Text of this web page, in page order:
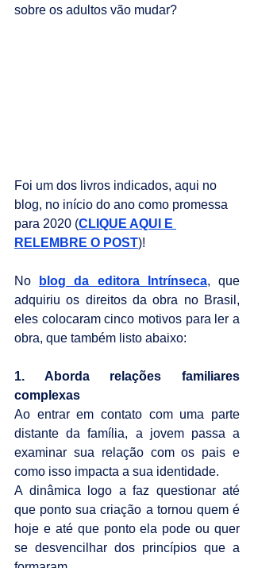
sobre os adultos vão mudar?
Foi um dos livros indicados, aqui no
blog, no início do ano como promessa
para 2020 (CLIQUE AQUI E
RELEMBRE O POST)!
No blog da editora Intrínseca, que
adquiriu os direitos da obra no Brasil,
eles colocaram cinco motivos para ler a
obra, que também listo abaixo:
1. Aborda relações familiares
complexas
Ao entrar em contato com uma parte
distante da família, a jovem passa a
examinar sua relação com os pais e
como isso impacta a sua identidade.
A dinâmica logo a faz questionar até
que ponto sua criação a tornou quem é
hoje e até que ponto ela pode ou quer
se desvencilhar dos princípios que a